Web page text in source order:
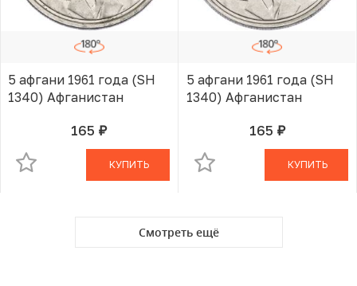
5 афгани 1961 года (SH
1340) Афганистан
165 руб.В КОРЗИНЕ
КУПИТЬ
5 афгани 1961 года (SH
1340) Афганистан
165 руб.В КОРЗИНЕ
КУПИТЬ
Смотреть ещё